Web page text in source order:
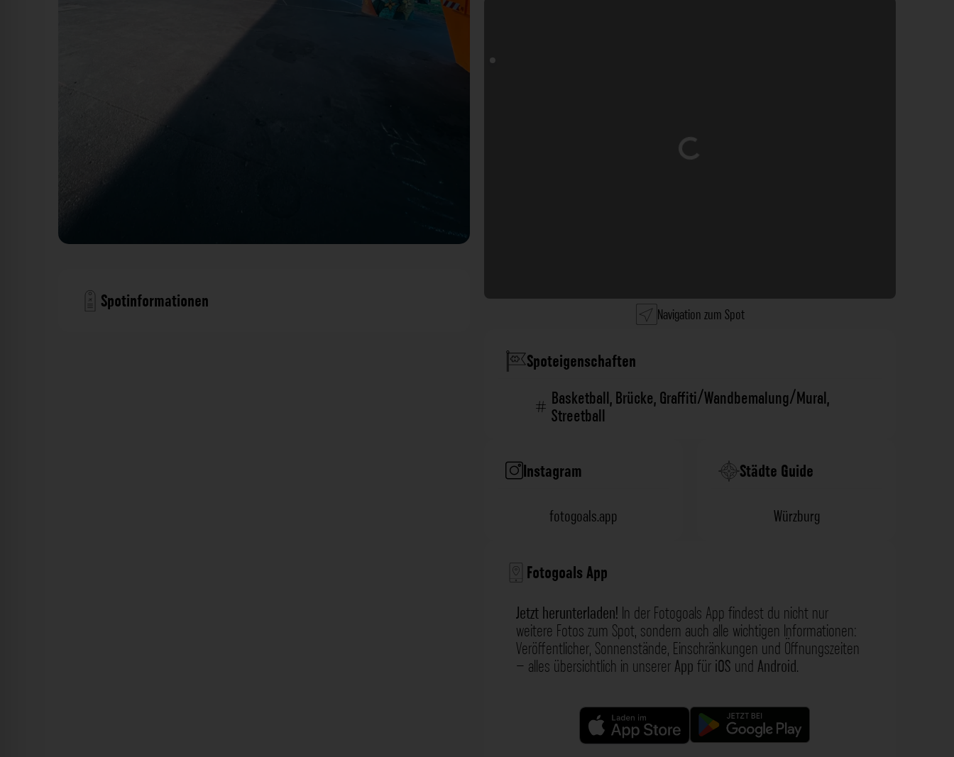
Spotinformationen
Wird geladen …
Navigation zum Spot
Spoteigenschaften
Basketball,Brücke,Graffiti/Wandbemalung/Mural,
Streetball
Instagram
fotogoals.app
Städte Guide
Würzburg
Fotogoals App
Jetzt herunterladen! In der Fotogoals App findest du nicht nur
weitere Fotos zum Spot, sondern auch alle wichtigen Informationen:
Veröffentlicher, Sonnenstände, Einschränkungen und Öffnungszeiten
– alles übersichtlich in unsererAppfüriOS undAndroid.